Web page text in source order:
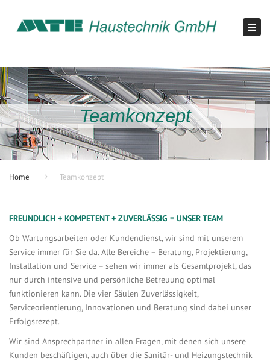
Teamkonzept
Home Teamkonzept
FREUNDLICH + KOMPETENT + ZUVERLÄSSIG = UNSER TEAM
Ob Wartungsarbeiten oder Kundendienst, wir sind mit unserem
Service immer für Sie da. Alle Bereiche – Beratung, Projektierung,
Installation und Service – sehen wir immer als Gesamtprojekt, das
nur durch intensive und persönliche Betreuung optimal
funktionieren kann. Die vier Säulen Zuverlässigkeit,
Serviceorientierung, Innovationen und Beratung sind dabei unser
Erfolgsrezept.
Wir sind Ansprechpartner in allen Fragen, mit denen sich unsere
Kunden beschäftigen, auch über die Sanitär- und Heizungstechnik